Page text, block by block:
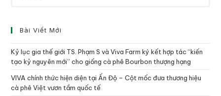
Bài Viết Mới
Kỷ lục gia thế giới TS. Phạm S và Viva Farm ký kết hợp tác “kiến
tạo kỷ nguyên mới” cho giống cà phê Bourbon thượng hạng
VIVA chính thức hiện diện tại Ấn Độ – Cột mốc đưa thương hiệu
cà phê Việt vươn tầm quốc tế